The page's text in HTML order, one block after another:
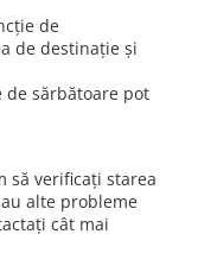
de
de destinație și
de sărbătoare pot
să verificați starea
alte probleme
cât mai